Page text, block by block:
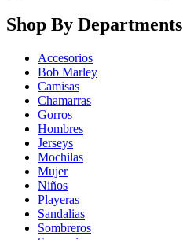
Shop By Departments
Accesorios
Bob Marley
Camisas
Chamarras
Gorros
Hombres
Jerseys
Mochilas
Mujer
Niños
Playeras
Sandalias
Sombreros